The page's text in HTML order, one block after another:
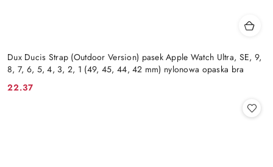
Dux Ducis Strap (Outdoor Version) pasek Apple Watch Ultra, SE, 9,
8, 7, 6, 5, 4, 3, 2, 1 (49, 45, 44, 42 mm) nylonowa opaska bra
Cena:
22.37